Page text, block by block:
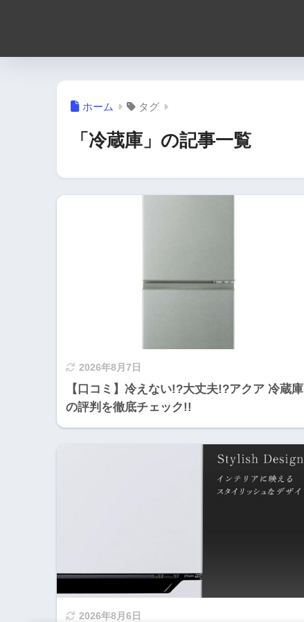
ホーム タグ
「冷蔵庫」の記事一覧
2026年8月7日
【口コミ】冷えない!?大丈夫!?アクア 冷蔵庫
の評判を徹底チェック!!
2026年8月6日